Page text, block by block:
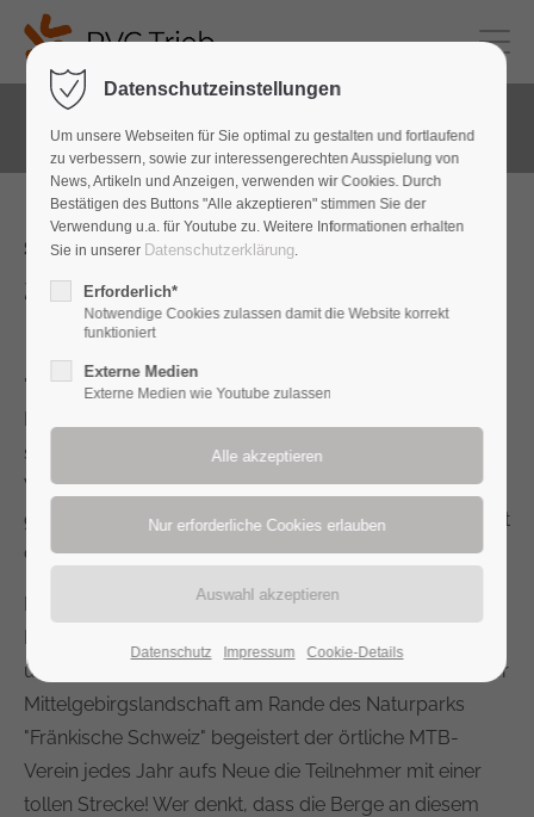
Franken Bike Marathon
So. 06.06.2027
28. Franken-Bike-Marathon
powered by CHIBA
"Bike - das Mountainbike-Magazin" erhob den Franken-
Bike-Marathon nicht ohne Grund zu einem der 10
schönsten MTB-Marathons Europas mit Kultcharakter.
Wem das allein als Argument für eine Teilnahme nicht
genügt und noch nie vor Ort war, muss sich wohl selbst
davon überzeugen.
Einmal im Jahr verwandelt sich der kleine Stadtteil von
Lichtenfels mit seinen 700 Einwohnern zum
überregionalen Mountainbike-Mekka. Eingebettet in der
Mittelgebirgslandschaft am Rande des Naturparks
"Fränkische Schweiz" begeistert der örtliche MTB-
Verein jedes Jahr aufs Neue die Teilnehmer mit einer
tollen Strecke! Wer denkt, dass die Berge an diesem
Datenschutzeinstellungen
Um unsere Webseiten für Sie optimal zu gestalten und fortlaufend
zu verbessern, sowie zur interessengerechten Ausspielung von
News, Artikeln und Anzeigen, verwenden wir Cookies. Durch
Bestätigen des Buttons "Alle akzeptieren" stimmen Sie der
Verwendung u.a. für Youtube zu. Weitere Informationen erhalten
Sie in unserer Datenschutzerklärung.
Erforderlich*
Notwendige Cookies zulassen damit die Website korrekt
funktioniert
Externe Medien
Externe Medien wie Youtube zulassen
Datenschutz Impressum Cookie-Details